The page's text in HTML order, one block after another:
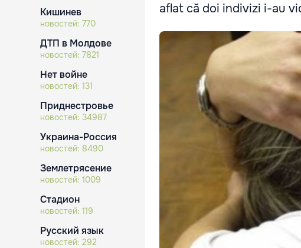
Кишинев
новостей: 770
ДТП в Молдове
новостей: 7821
Нет войне
новостей: 131
Приднестровье
новостей: 34987
Украина-Россия
новостей: 8490
Землетрясение
новостей: 1009
Стадион
новостей: 119
Русский язык
новостей: 292
aflat că doi indivizi i-au